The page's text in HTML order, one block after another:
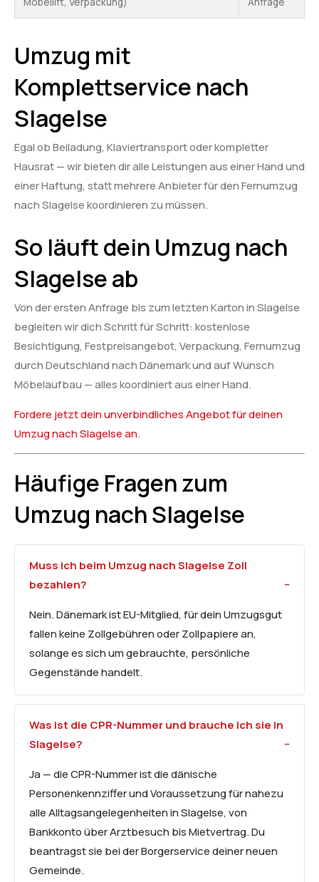
Umzug mit
Komplettservice nach
Slagelse
Egal ob Beiladung, Klaviertransport oder kompletter
Hausrat — wir bieten dir alle Leistungen aus einer Hand und
einer Haftung, statt mehrere Anbieter für den Fernumzug
nach Slagelse koordinieren zu müssen.
So läuft dein Umzug nach
Slagelse ab
Von der ersten Anfrage bis zum letzten Karton in Slagelse
begleiten wir dich Schritt für Schritt: kostenlose
Besichtigung, Festpreisangebot, Verpackung, Fernumzug
durch Deutschland nach Dänemark und auf Wunsch
Möbelaufbau — alles koordiniert aus einer Hand.
Fordere jetzt dein unverbindliches Angebot für deinen
Umzug nach Slagelse an.
Häufige Fragen zum
Umzug nach Slagelse
Muss ich beim Umzug nach Slagelse Zoll
bezahlen?
Nein. Dänemark ist EU-Mitglied, für dein Umzugsgut
fallen keine Zollgebühren oder Zollpapiere an,
solange es sich um gebrauchte, persönliche
Gegenstände handelt.
Was ist die CPR-Nummer und brauche ich sie in
Slagelse?
Ja — die CPR-Nummer ist die dänische
Personenkennziffer und Voraussetzung für nahezu
alle Alltagsangelegenheiten in Slagelse, von
Bankkonto über Arztbesuch bis Mietvertrag. Du
beantragst sie bei der Borgerservice deiner neuen
Gemeinde.